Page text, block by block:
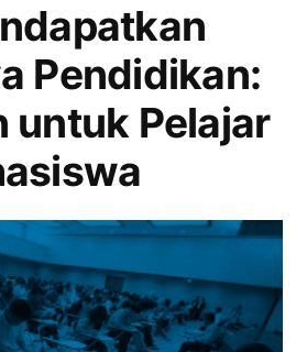
yang
Perlu
DiubahPendidikan:
untuk Pelajar